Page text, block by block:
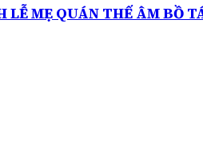
LỄ MẸ QUÁN THẾ ÂM BỒ